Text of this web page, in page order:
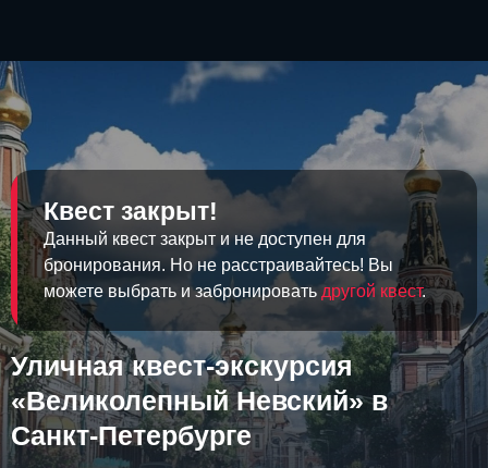
Квест закрыт!
Данный квест закрыт и не доступен для
бронирования. Но не расстраивайтесь! Вы
можете выбрать и забронировать другой квест.
Уличная квест-экскурсия
«Великолепный Невский» в
Санкт-Петербурге